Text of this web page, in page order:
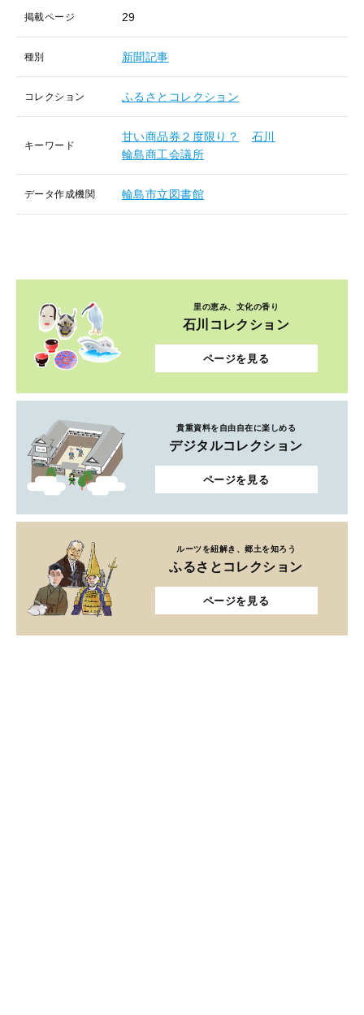
掲載ページ 29
種別 新聞記事
コレクション ふるさとコレクション
キーワード
甘い商品券２度限り？
石川
輪島商工会議所
データ作成機関 輪島市立図書館
里の恵み、文化の香り
石川コレクション
ページを見る
貴重資料を自由自在に楽しめる
デジタルコレクション
ページを見る
ルーツを紐解き、郷土を知ろう
ふるさとコレクション
ページを見る